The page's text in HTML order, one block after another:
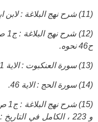
(11) شرح نهج البلاغة : لابن ابي الحديد ج1 ص174.
ح46 نحوه.
(13) سورة العنكبوت : الاية 1 و2.
(14) سورة الحج : الاية 46.